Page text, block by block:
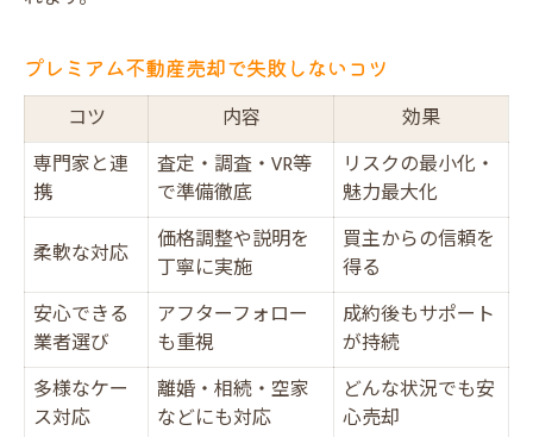
プレミアム不動産売却で失敗しないコツ
コツ 内容
効果
専門家と連
携
査定・調査・VR等
で準備徹底
リスクの最小化・
魅力最大化
柔軟な対応
価格調整や説明を
丁寧に実施
買主からの信頼を
得る
安心できる
業者選び
アフターフォロー
も重視
成約後もサポート
が持続
多様なケー
ス対応
離婚・相続・空家
などにも対応
どんな状況でも安
心売却